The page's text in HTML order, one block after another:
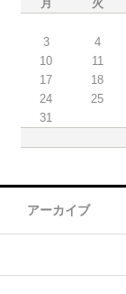
月
火
3
4
10
11
17
18
24
25
31
アーカイブ